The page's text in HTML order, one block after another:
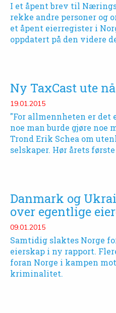
I et åpent brev til
rekke andre personer og
et åpent eierregister i
oppdatert på den videre
Ny TaxCast ute
19.01.2015
"For allmennheten er det
noe man burde gjøre noe
Trond Erik Schea om
selskaper. Hør årets
Danmark og
over egentlige
09.01.2015
Samtidig slaktes Norge
eierskap i ny rapport.
foran Norge i kampen
kriminalitet.